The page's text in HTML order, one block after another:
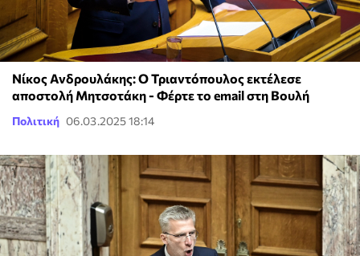
Νίκος Ανδρουλάκης: Ο Τριαντόπουλος εκτέλεσε
αποστολή Μητσοτάκη - Φέρτε το email στη Βουλή
Πολιτική 06.03.2025 18:14